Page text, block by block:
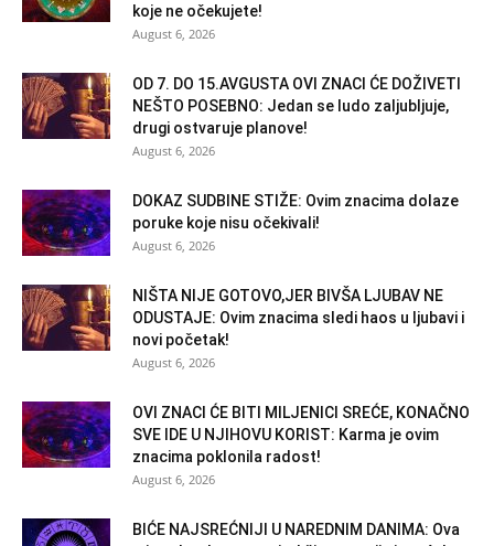
koje ne očekujete!
August 6, 2026
OD 7. DO 15.AVGUSTA OVI ZNACI ĆE DOŽIVETI
NEŠTO POSEBNO: Jedan se ludo zaljubljuje,
drugi ostvaruje planove!
August 6, 2026
DOKAZ SUDBINE STIŽE: Ovim znacima dolaze
poruke koje nisu očekivali!
August 6, 2026
NIŠTA NIJE GOTOVO,JER BIVŠA LJUBAV NE
ODUSTAJE: Ovim znacima sledi haos u ljubavi i
novi početak!
August 6, 2026
OVI ZNACI ĆE BITI MILJENICI SREĆE, KONAČNO
SVE IDE U NJIHOVU KORIST: Karma je ovim
znacima poklonila radost!
August 6, 2026
BIĆE NAJSREĆNIJI U NAREDNIM DANIMA: Ova